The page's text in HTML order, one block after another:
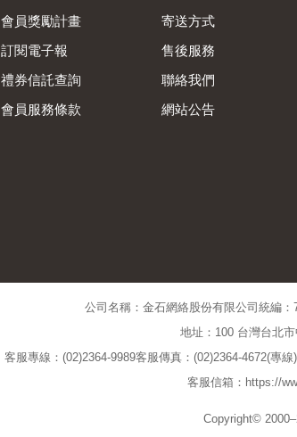
會員獎勵計畫
訂閱電子報
禮券信託查詢
會員服務條款
寄送方式
售後服務
聯絡我們
網站公告
公司名稱：金石網絡股份有限公司 統編：
地址：100 台灣台北
客服專線：(02)2364-9989客服傳真：(02)2364-4672(專線)
客服信箱：https://
Copyright©